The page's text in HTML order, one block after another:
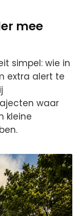
mee
simpel: wie in
extra alert te
waar
kleine